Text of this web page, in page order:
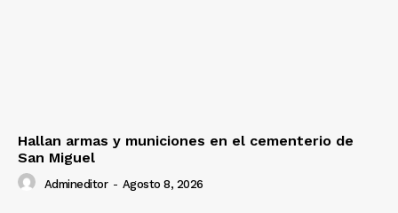
Hallan armas y municiones en el cementerio de
San Miguel
Admineditor - Agosto 8, 2026